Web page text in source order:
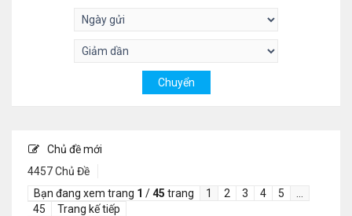
Chủ đề mới
4457 Chủ Đề
Bạn đang xem trang 1 /45 trang 1 2 3 4 5
45
Trang kế tiếp